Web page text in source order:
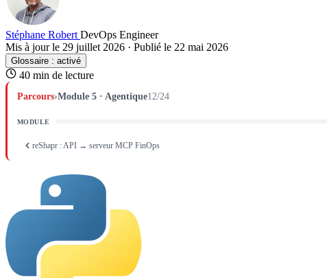
Stéphane Robert DevOps Engineer
Mis à jour le 29 juillet 2026 · Publié le 22 mai 2026
Glossaire : activé
40 min de lecture
Parcours›Module 5 · Agentique12/24
MODULE
reShapr : API → serveur MCP FinOps